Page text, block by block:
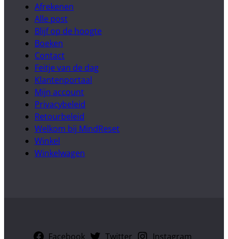
Afrekenen
Alle post
Blijf op de hoogte
Boeken
Contact
Feitje van de dag
Klantenportaal
Mijn account
Privacybeleid
Retourbeleid
Welkom bij MindReset
Winkel
Winkelwagen
Facebook Twitter Instagram